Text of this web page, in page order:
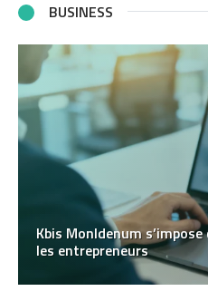
BUSINESS
Kbis MonIdenum
les entrepreneurs